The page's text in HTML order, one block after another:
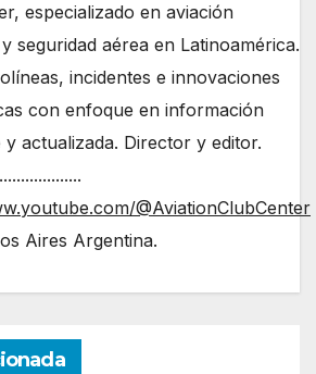
especializado en aviación
seguridad aérea en Latinoamérica.
incidentes e innovaciones
con enfoque en información
actualizada. Director y editor.
@AviationClubCenter
Aires Argentina.